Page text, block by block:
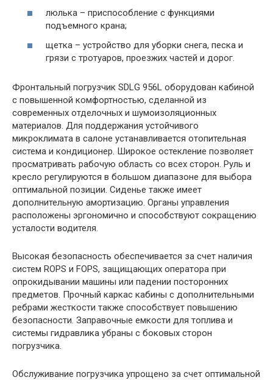
люлька – приспособление с функциями
подъемного крана;
щетка – устройство для уборки снега, песка и
грязи с тротуаров, проезжих частей и дорог.
Фронтальный погрузчик SDLG 956L оборудован кабиной
с повышенной комфортностью, сделанной из
современных отделочных и шумоизоляционных
материалов. Для поддержания устойчивого
микроклимата в салоне устанавливается отопительная
система и кондиционер. Широкое остекление позволяет
просматривать рабочую область со всех сторон. Руль и
кресло регулируются в большом диапазоне для выбора
оптимальной позиции. Сиденье также имеет
дополнительную амортизацию. Органы управления
расположены эргономично и способствуют сокращению
усталости водителя.
Высокая безопасность обеспечивается за счет наличия
систем ROPS и FOPS, защищающих оператора при
опрокидывании машины или падении посторонних
предметов. Прочный каркас кабины с дополнительными
ребрами жесткости также способствует повышению
безопасности. Заправочные емкости для топлива и
системы гидравлика убраны с боковых сторон
погрузчика.
Обслуживание погрузчика упрощено за счет оптимальной